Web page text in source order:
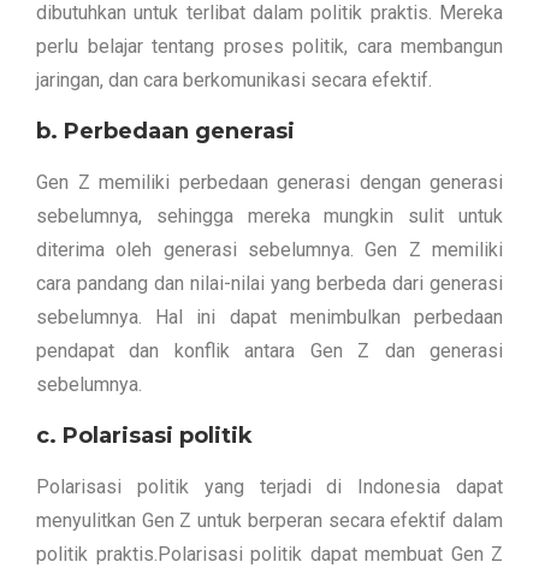
dibutuhkan untuk terlibat dalam politik praktis. Mereka
perlu belajar tentang proses politik, cara membangun
jaringan, dan cara berkomunikasi secara efektif.
b. Perbedaan generasi
Gen Z memiliki perbedaan generasi dengan generasi
sebelumnya, sehingga mereka mungkin sulit untuk
diterima oleh generasi sebelumnya. Gen Z memiliki
cara pandang dan nilai-nilai yang berbeda dari generasi
sebelumnya. Hal ini dapat menimbulkan perbedaan
pendapat dan konflik antara Gen Z dan generasi
sebelumnya.
c. Polarisasi politik
Polarisasi politik yang terjadi di Indonesia dapat
menyulitkan Gen Z untuk berperan secara efektif dalam
politik praktis.Polarisasi politik dapat membuat Gen Z